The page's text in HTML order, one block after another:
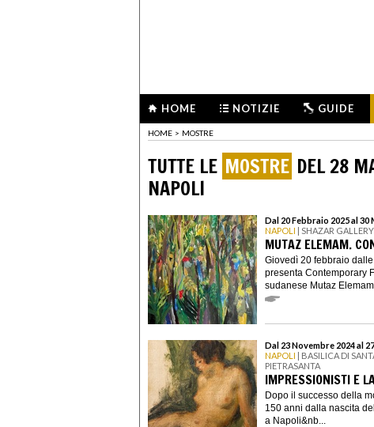
HOME NOTIZIE GUIDE
HOME > MOSTRE
TUTTE LE MOSTRE DEL 28
NAPOLI
Dal 20 Febbraio 2025 al 30
NAPOLI | SHAZAR GALLERY
MUTAZ ELEMAM.
Giovedì 20 febbraio
presenta Contemporary
sudanese Mutaz Elemam.
Dal 23 Novembre 2024 al
NAPOLI | BASILICA DI
PIETRASANTA
IMPRESSIONISTI E
Dopo il successo della
150 anni dalla nascita
a Napoli&nb...